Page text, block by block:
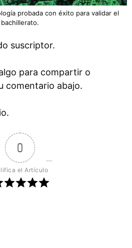
probada con éxito para validar el
bachillerato.
suscriptor.
para compartir o
comentario abajo.
0
el Artículo